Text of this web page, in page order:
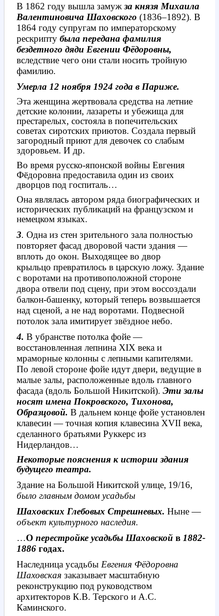
В 1862 году вышла замужза князя Михаила
Валентиновича Шаховского (1836–1892). В
1864 году супругам по императорскому
рескрипту была передана фамилия
бездетного дяди Евгении Фёдоровны,
вследствие чего они стали носить тройную
фамилию.
Умерла 12 ноября 1924 года в Париже.
Эта женщина жертвовала средства на летние
детские колонии, лазареты и убежища для
престарелых, состояла в попечительских
советах сиротских приютов. Создала первый
загородный приют для девочек со слабым
здоровьем. И др.
Во время русско-японской войны Евгения
Фёдоровна предоставила один из своих
дворцов под госпиталь…
Она являлась автором ряда биографических и
исторических публикаций на французском и
немецком языках.
3. Одна из стен зрительного зала полностью
повторяет фасад дворовой части здания —
вплоть до окон. Выходящее во двор
крыльцо превратилось в царскую ложу. Здание
с воротами на противоположной стороне
двора отвели под сцену, при этом воссоздали
балкон-башенку, который теперь возвышается
над сценой, а не над воротами. Подвесной
потолок зала имитирует звёздное небо.
4. В убранстве потолка фойе —
восстановленная лепнина XIX века и
мраморные колонны с лепными капителями.
По левой стороне фойе идут двери, ведущие в
малые залы, расположенные вдоль главного
фасада (вдоль Большой Никитской). Эти залы
носят имена Покровского, Тихонова,
Образцовой. В дальнем конце фойе установлен
клавесин — точная копия клавесина XVII века,
сделанного братьями Руккерс из
Нидерландов…
Некоторые пояснения к истории здания
будущего театра.
Здание на Большой Никитской улице, 19/16,
было главным домом усадьбы
Шаховских Глебовых Стрешневых. Ныне —
объект культурного наследия.
…О перестройке усадьбы Шаховской в 1882-
1886 годах.
Наследница усадьбы Евгения Фёдоровна
Шаховская заказывает масштабную
реконструкцию под руководством
архитекторов К.В. Терского и А.С.
Каминского.